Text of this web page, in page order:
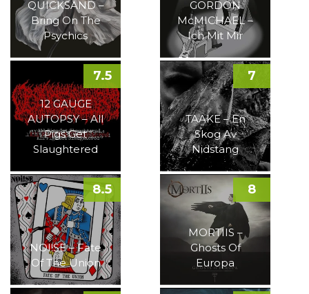
QUICKSAND –
Bring On The
Psychics
GORDON
McMICHAEL –
Ich Mit Mir
12 GAUGE
AUTOPSY – All
Pigs Get
Slaughtered
7.5
TAAKE – En
Skog Av
Nidstang
7
NOI!SE – Fate
Of The Union
8.5
MORTIIS –
Ghosts Of
Europa
8